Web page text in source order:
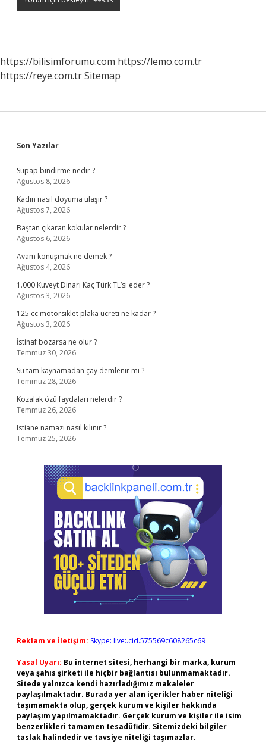
https://bilisimforumu.com https://lemo.com.tr
https://reye.com.trSitemap
Sidebar
Son Yazılar
Supap bindirme nedir ?
Ağustos 8, 2026
Kadın nasıl doyuma ulaşır ?
Ağustos 7, 2026
Baştan çıkaran kokular nelerdir ?
Ağustos 6, 2026
Avam konuşmak ne demek ?
Ağustos 4, 2026
1.000 Kuveyt Dinarı Kaç Türk TL’si eder ?
Ağustos 3, 2026
125 cc motorsiklet plaka ücreti ne kadar ?
Ağustos 3, 2026
İstinaf bozarsa ne olur ?
Temmuz 30, 2026
Su tam kaynamadan çay demlenir mi ?
Temmuz 28, 2026
Kozalak özü faydaları nelerdir ?
Temmuz 26, 2026
Istiane namazı nasıl kılınır ?
Temmuz 25, 2026
Reklam ve İletişim: Skype: live:.cid.575569c608265c69
Yasal Uyarı: Bu internet sitesi, herhangi bir marka, kurum
veya şahıs şirketi ile hiçbir bağlantısı bulunmamaktadır.
Sitede yalnızca kendi hazırladığımız makaleler
paylaşılmaktadır. Burada yer alan içerikler haber niteliği
taşımamakta olup, gerçek kurum ve kişiler hakkında
paylaşım yapılmamaktadır. Gerçek kurum ve kişiler ile isim
benzerlikleri tamamen tesadüfidir. Sitemizdeki bilgiler
taslak halindedir ve tavsiye niteliği taşımazlar.